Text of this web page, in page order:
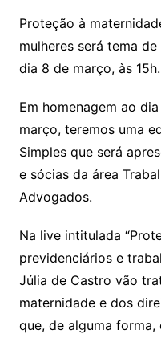
Proteção à
mulheres será tema
dia 8 de março, às 15h.
Em homenagem ao
março, teremos uma
Simples que será
e sócias da área
Advogados.
Na live intitulada
previdenciários e
Júlia de Castro vão
maternidade e dos
que, de alguma